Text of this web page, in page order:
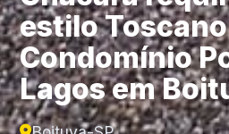
estilo
Condomínio
Lagos em